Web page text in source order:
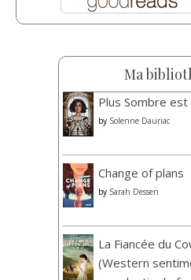
Ma
Plus Sombre est
by Solenne Dauriac
Change of plans
by Sarah Dessen
La Fiancée du
(Western